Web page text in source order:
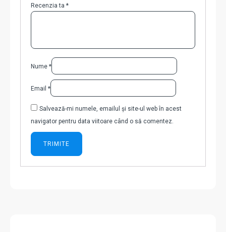
Recenzia ta *
Nume *
Email *
Salvează-mi numele, emailul și site-ul web în acest
navigator pentru data viitoare când o să comentez.